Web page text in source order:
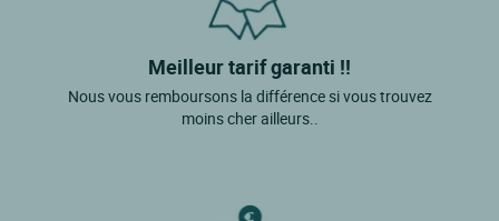
Meilleur tarif garanti !!
Nous vous remboursons la différence si vous trouvez
moins cher ailleurs..